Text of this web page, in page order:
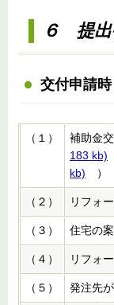
６ 提出
交付申請時
（１） 補助金
183 kb)
kb) ）
（２） リフォ
（３） 住宅の
（４） リフォ
（５） 発注先